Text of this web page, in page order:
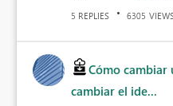
5 REPLIES 6305
Cómo cambiar
cambiar el ide...